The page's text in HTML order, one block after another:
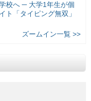
校へ ─ 大学1年生が個
ト「タイピング無双」
ズームイン一覧 >>